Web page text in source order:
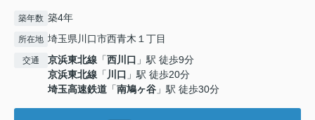
築年数 築4年
所在地 埼玉県川口市西青木１丁目
交通 京浜東北線 「西川口 」駅 徒歩9分
京浜東北線 「 川口 」駅 徒歩20分
埼玉高速鉄道 「南鳩ヶ谷 」駅 徒歩30分